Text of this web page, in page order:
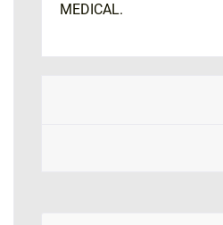
MEDICAL.